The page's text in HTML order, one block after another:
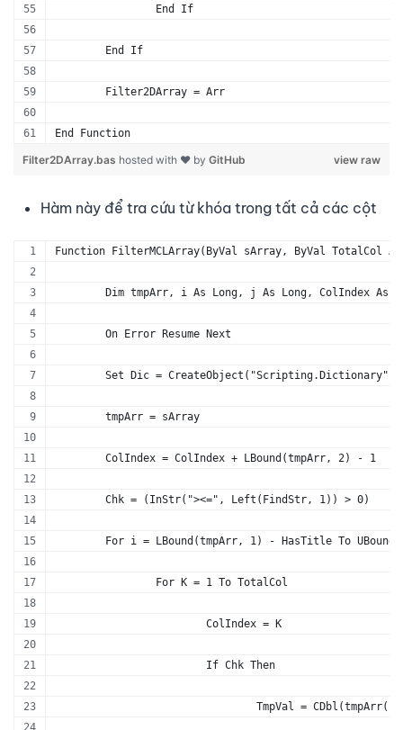
		End If
	End If
	Filter2DArray = Arr
End Function
view raw
Filter2DArray.bas hosted with ❤ by GitHub
Hàm này để tra cứu từ khóa trong tất cả các cột
Function FilterMCLArray(ByVal sArray, ByVal TotalCol
Dim tmpArr, i As Long, j As Long, ColIndex As
	On Error Resume Next
	Set Dic = CreateObject("Scripting.Dictionary")
	tmpArr = sArray
	ColIndex = ColIndex + LBound(tmpArr, 2) - 1
	Chk = (InStr("><=", Left(FindStr, 1)) > 0)
For i = LBound(tmpArr, 1) - HasTitle To
		For K = 1 To TotalCol
			ColIndex = K
			If Chk Then
TmpVal =